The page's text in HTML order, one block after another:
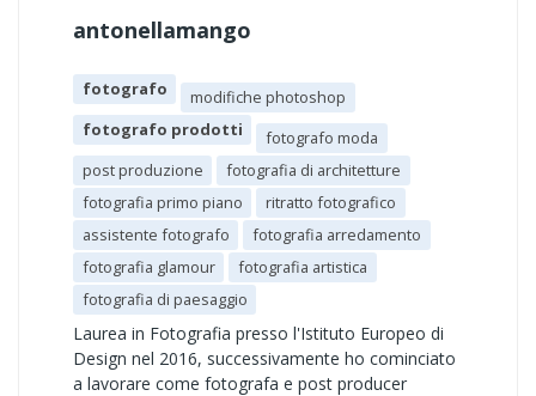
antonellamango
fotografo
modifiche photoshop
fotografo prodotti
fotografo moda
post produzione
fotografia di architetture
fotografia primo piano
ritratto fotografico
assistente fotografo
fotografia arredamento
fotografia glamour
fotografia artistica
fotografia di paesaggio
Laurea in Fotografia presso l'Istituto Europeo di
Design nel 2016, successivamente ho cominciato
a lavorare come fotografa e post producer